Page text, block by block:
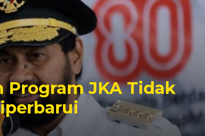
Program JKA Tidak